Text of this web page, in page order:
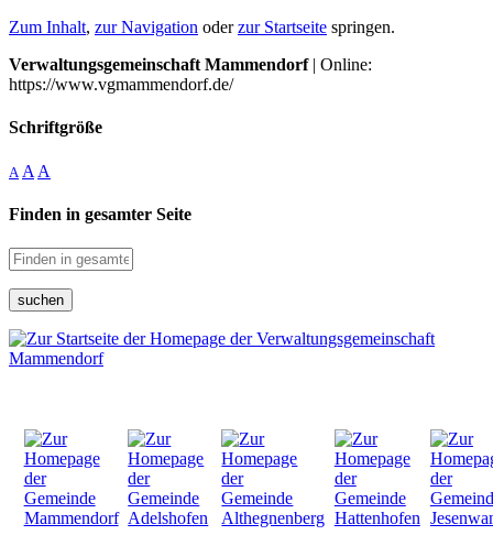
Zum Inhalt, zur Navigation oderzur Startseite springen.
Verwaltungsgemeinschaft Mammendorf| Online:
https://www.vgmammendorf.de/
Schriftgröße
A A A
Finden in gesamter Seite
suchen